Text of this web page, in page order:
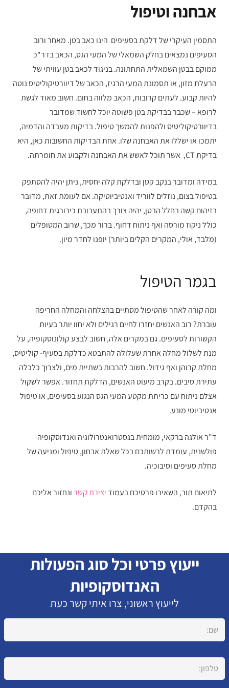
אבחנה וטיפול
התסמין העיקרי של דלקת בסעיפים הינו כאב בטן. מאחר ורוב
הסעיפים נמצאים בחלק השמאלי של המעי הגס, הכאב בדר"כ
ממוקם בבטן השמאלית התחתונה. בניגוד לכאב בטן עוויתי של
הרעלת מזון, או תסמונת המעי הרגיז, הכאב של דיוורטיקוליטיס נוטה
להיות קבוע. לעתים קרובות, הכאב מלווה בחום. חשוב מאוד לגשת
לרופא – שכבר בבדיקת בטן פשוטה יוכל לחשוד שמדובר
בדיוורטיקוליטיס ולהפנות להמשך טיפול. בדיקות מעבדה והדמיה,
יתמכו או ישללו את האבחנה שלו. אחת הבדיקות החשובות כאן, היא
בדיקת CT, אשר תוכל לאשש את האבחנה ולקבוע את חומרתה.
במידה ומדובר בנקב קטן ובדלקת קלה יחסית, ניתן יהיה להסתפק
בטיפול בצום, נוזלים לווריד ואנטיביוטיקה. אם לעומת זאת, מדובר
בזיהום קשה בחלל הבטן, יהיה צורך בהתערובת כירורגית דחופה,
כולל ניקוז מורסה ואף ניתוח דחוף. ברור מכך, שרוב המטופלים
(מלבד, אולי, המקרים הקלים ביותר) יופנו לחדר מיון.
בגמר הטיפול
ומה קורה לאחר שהטיפול מסתיים בהצלחה והמחלה החריפה
עוברת? רוב האנשים יחזרו לחיים רגילים ולא יחוו יותר בעיות
הקשורות לסעיפים. גם במקרים אלה, חשוב לבצע קולונוסקופיה, על
מנת לשלול מחלה אחרת שעלולה להתבטא כדלקת בסעיף- קוליטיס,
מחלת קרוהן ואף גידול. חשוב להרבות בשתיית מים, ולצרוך כלכלה
עתירת סיבים. בקרב מיעוט האנשים, הדלקת תחזור. אפשר לשקול
אצלם ניתוח עם כריתת מקטע המעי הגס הנגוע בסעיפים, או טיפול
אנטיביוטי מונע.
ד"ר אולגה ברקאי, מומחית בגסטרואנטרולוגיה ואנדוסקופיה
פולשנית, עומדת לרשותכם בכל שאלת אבחון, טיפול ומניעה של
מחלת סעיפים וסיבוכיה.
לתיאום תור, השאירו פרטיכם בעמודיצירת קשרונחזור אליכם
בהקדם.
ייעוץ פרטי וכל סוג הפעולות
האנדוסקופיות
לייעוץ ראשוני, צרו איתי קשר כעת